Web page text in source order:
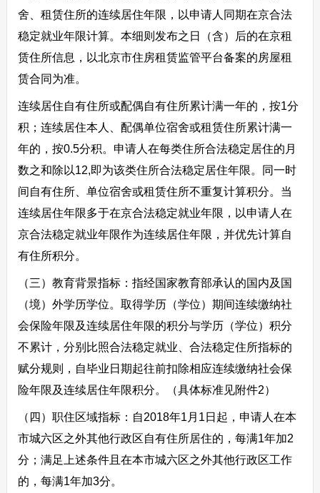
舍、租赁住所的连续居住年限，以申请人同期在京合法
稳定就业年限计算。本细则发布之日（含）后的在京租
赁住所信息，以北京市住房租赁监管平台备案的房屋租
赁合同为准。
连续居住自有住所或配偶自有住所累计满一年的，按1分
积；连续居住本人、配偶单位宿舍或租赁住所累计满一
年的，按0.5分积。申请人在每类住所合法稳定居住的月
数之和除以12,即为该类住所合法稳定居住年限。同一时
间自有住所、单位宿舍或租赁住所不重复计算积分。当
连续居住年限多于在京合法稳定就业年限，以申请人在
京合法稳定就业年限作为连续居住年限，并优先计算自
有住所积分。
（三）教育背景指标：指经国家教育部承认的国内及国
（境）外学历学位。取得学历（学位）期间连续缴纳社
会保险年限及连续居住年限的积分与学历（学位）积分
不累计，分别比照合法稳定就业、合法稳定住所指标的
赋分规则，自毕业日期起往前扣除相应连续缴纳社会保
险年限及连续居住年限积分。（具体标准见附件2）
（四）职住区域指标：自2018年1月1日起，申请人在本
市城六区之外其他行政区自有住所居住的，每满1年加2
分；满足上述条件且在本市城六区之外其他行政区工作
的，每满1年加3分。